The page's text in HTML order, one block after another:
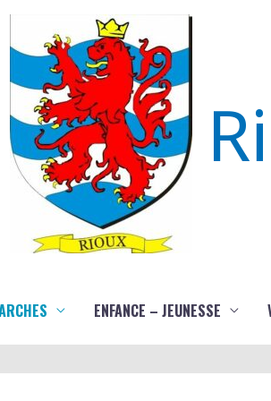
ENFANCE – JEUNESSE